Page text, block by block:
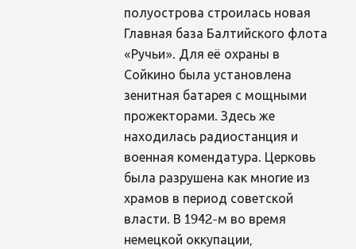
полуострова строилась новая
Главная база Балтийского флота
«Ручьи». Для её охраны в
Сойкино была установлена
зенитная батарея с мощными
прожекторами. Здесь же
находилась радиостанция и
военная комендатура. Церковь
была разрушена как многие из
храмов в период советской
власти. В 1942-м во время
немецкой оккупации,